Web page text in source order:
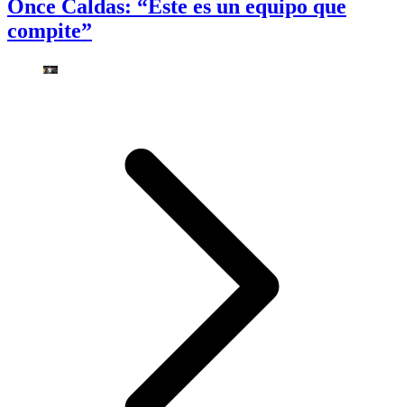
Once Caldas: “Este es un equipo que
compite”